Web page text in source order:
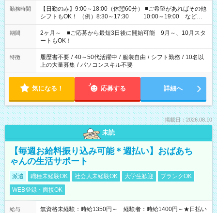
勤務時間
【日勤のみ】9:00～18:00（休憩60分） ■ご希望があればその他
シフトもOK！ （例）8:30～17:30 10:00～19:00 など
「家族とお休みを合わせたい」 「できれば残業はしたくない」
など、あなたのご希望に沿ったお仕事をご紹介します！ ※Wワ
ーク希望の方へ 今ご覧のお仕事で希望する勤務時間と、もう1つ
のお仕事の勤務時間。 合計で週40時間を超える場合は応募でき
ません
期間
2ヶ月～ ■ご応募から最短3日後に開始可能 9月～、10月スタ
ートもOK！
特徴 履歴書不要 / 40～50代活躍中 / 服装自由 / シフト勤務 / 10名以
上の大量募集 / パソコンスキル不要
気になる！ 応募する 詳細へ
掲載日：2026.08.10
未読
【毎週お給料振り込み可能＊週払い】おばあち
ゃんの生活サポート
派遣 職種未経験OK 社会人未経験OK 大学生歓迎
ブランクOK
WEB登録・面接OK
給与
無資格未経験：時給1350円～ 経験者：時給1400円～★日払い